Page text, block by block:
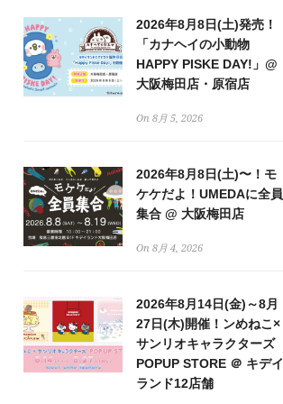
2026年8月8日(土)発売！
「カナヘイの小動物
HAPPY PISKE DAY!」@
大阪梅田店・原宿店
On 8月 5, 2026
2026年8月8日(土)〜！モ
ケケだよ！UMEDAに全員
集合 @ 大阪梅田店
On 8月 4, 2026
2026年8月14日(金)～8月
27日(木)開催！ンめねこ×
サンリオキャラクターズ
POPUP STORE ＠ キデイ
ランド12店舗